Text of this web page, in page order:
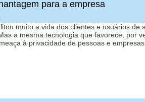
para a empresa
muito a vida dos clientes e usuários de
a mesma tecnologia que favorece, por
à privacidade de pessoas e empresas.